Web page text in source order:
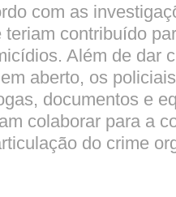
com as
contribuído
Além de dar
aberto, os
documentos e
colaborar para a
do crime